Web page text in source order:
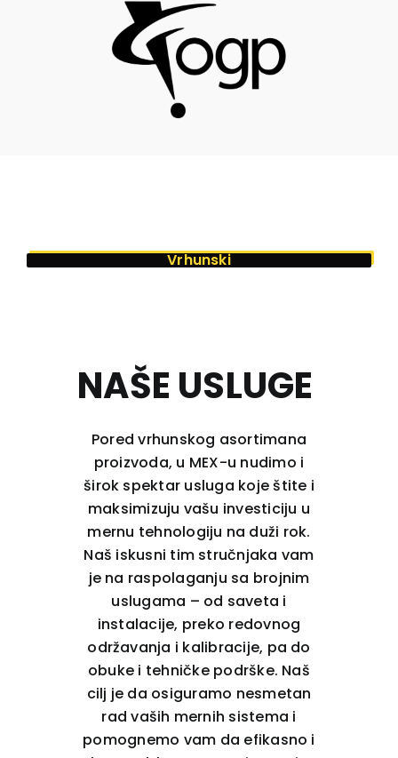
Vrhunski
NAŠE USLUGE
Pored vrhunskog asortimana
proizvoda, u MEX-u nudimo i
širok spektar usluga koje štite i
maksimizuju vašu investiciju u
mernu tehnologiju na duži rok.
Naš iskusni tim stručnjaka vam
je na raspolaganju sa brojnim
uslugama – od saveta i
instalacije, preko redovnog
održavanja i kalibracije, pa do
obuke i tehničke podrške. Naš
cilj je da osiguramo nesmetan
rad vaših mernih sistema i
pomognemo vam da efikasno i